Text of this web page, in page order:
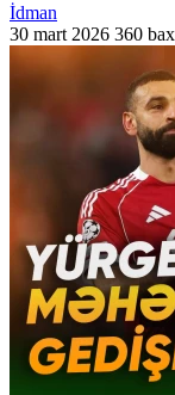
İdman
30 mart 2026 360